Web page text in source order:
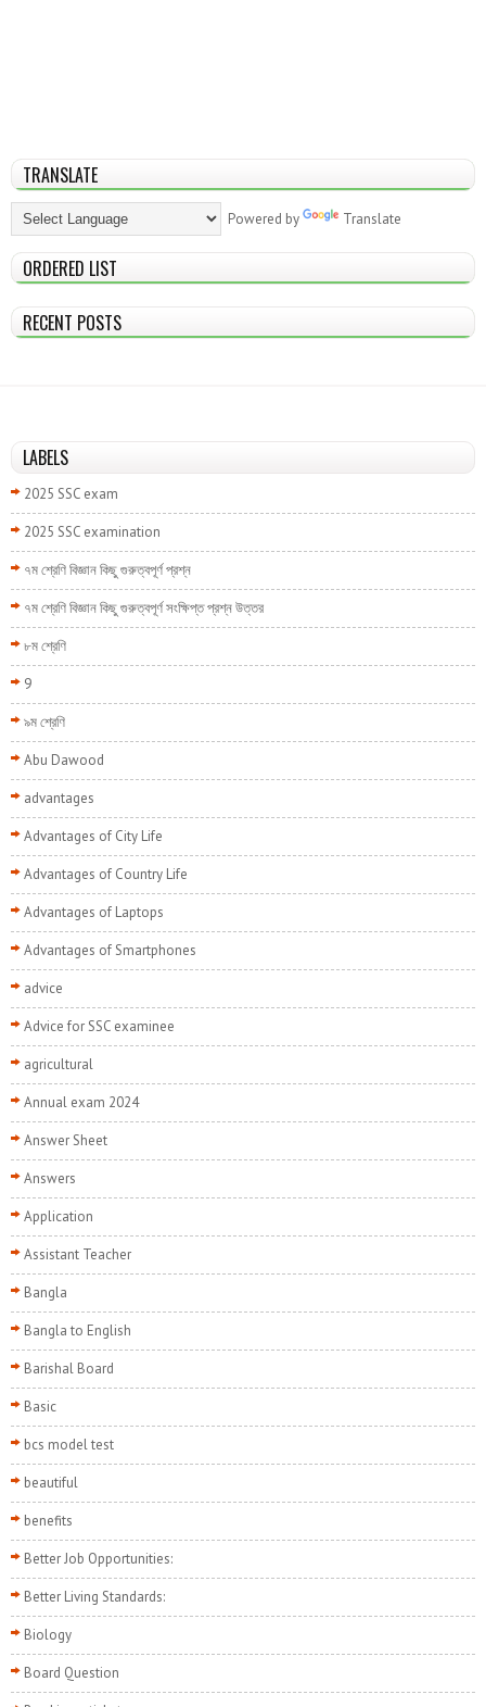
TRANSLATE
Powered by Translate
ORDERED LIST
RECENT POSTS
LABELS
2025 SSC exam
2025 SSC examination
৭ম শ্রেণি বিজ্ঞান কিছু গুরুত্বপূর্ণ প্রশ্ন
৭ম শ্রেণি বিজ্ঞান কিছু গুরুত্বপূর্ণ সংক্ষিপ্ত প্রশ্ন উত্তর
৮ম শ্রেণি
9
৯ম শ্রেণি
Abu Dawood
advantages
Advantages of City Life
Advantages of Country Life
Advantages of Laptops
Advantages of Smartphones
advice
Advice for SSC examinee
agricultural
Annual exam 2024
Answer Sheet
Answers
Application
Assistant Teacher
Bangla
Bangla to English
Barishal Board
Basic
bcs model test
beautiful
benefits
Better Job Opportunities:
Better Living Standards:
Biology
Board Question